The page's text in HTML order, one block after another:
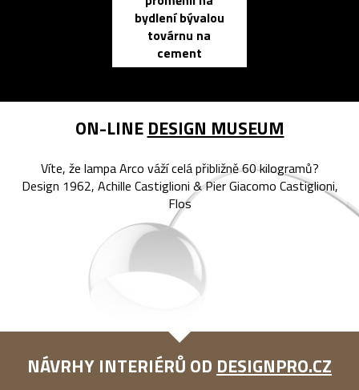
bydlení bývalou
továrnu na
cement
ON-LINE DESIGN MUSEUM
Víte, že lampa Arco váží celá přibližně 60 kilogramů?
Design 1962, Achille Castiglioni & Pier Giacomo Castiglioni,
Flos
NÁVRHY INTERIÉRŮ OD DESIGNPRO.CZ